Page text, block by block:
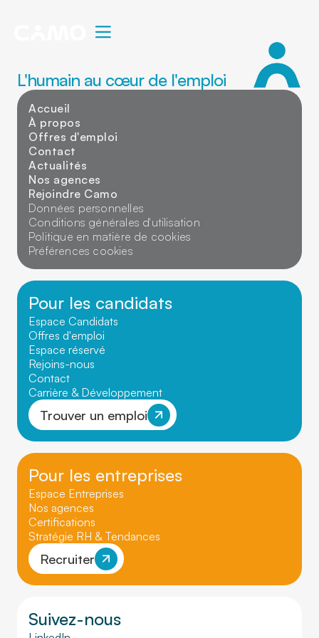
L'humain au cœur de l'emploi
Accueil
À propos
Offres d'emploi
Contact
Actualités
Nos agences
Rejoindre Camo
Données personnelles
Conditions générales d'utilisation
Politique en matière de cookies
Préférences cookies
Pour les candidats
Espace Candidats
Offres d'emploi
Espace réservé
Rejoins-nous
Contact
Carrière & Développement
Trouver un emploi
Pour les entreprises
Espace Entreprises
Nos agences
Certifications
Stratégie RH & Tendances
Recruiter
Suivez-nous